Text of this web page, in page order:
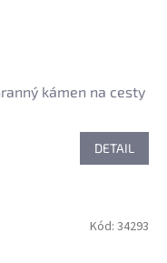
kámen na cesty
DETAIL
Kód: 34293